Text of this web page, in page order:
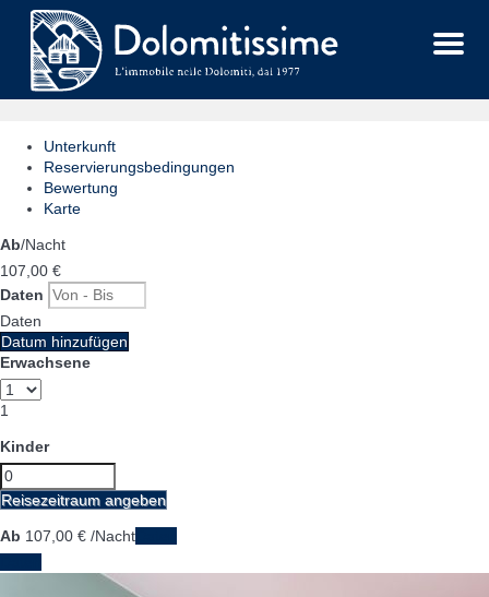
Menu
Unterkunft
Reservierungsbedingungen
Bewertung
Karte
Ab/Nacht
107, 00 €
Daten
Daten
Datum hinzufügen
Erwachsene
1
Kinder
Reisezeitraum angeben
Ab 107, 00 € /Nacht